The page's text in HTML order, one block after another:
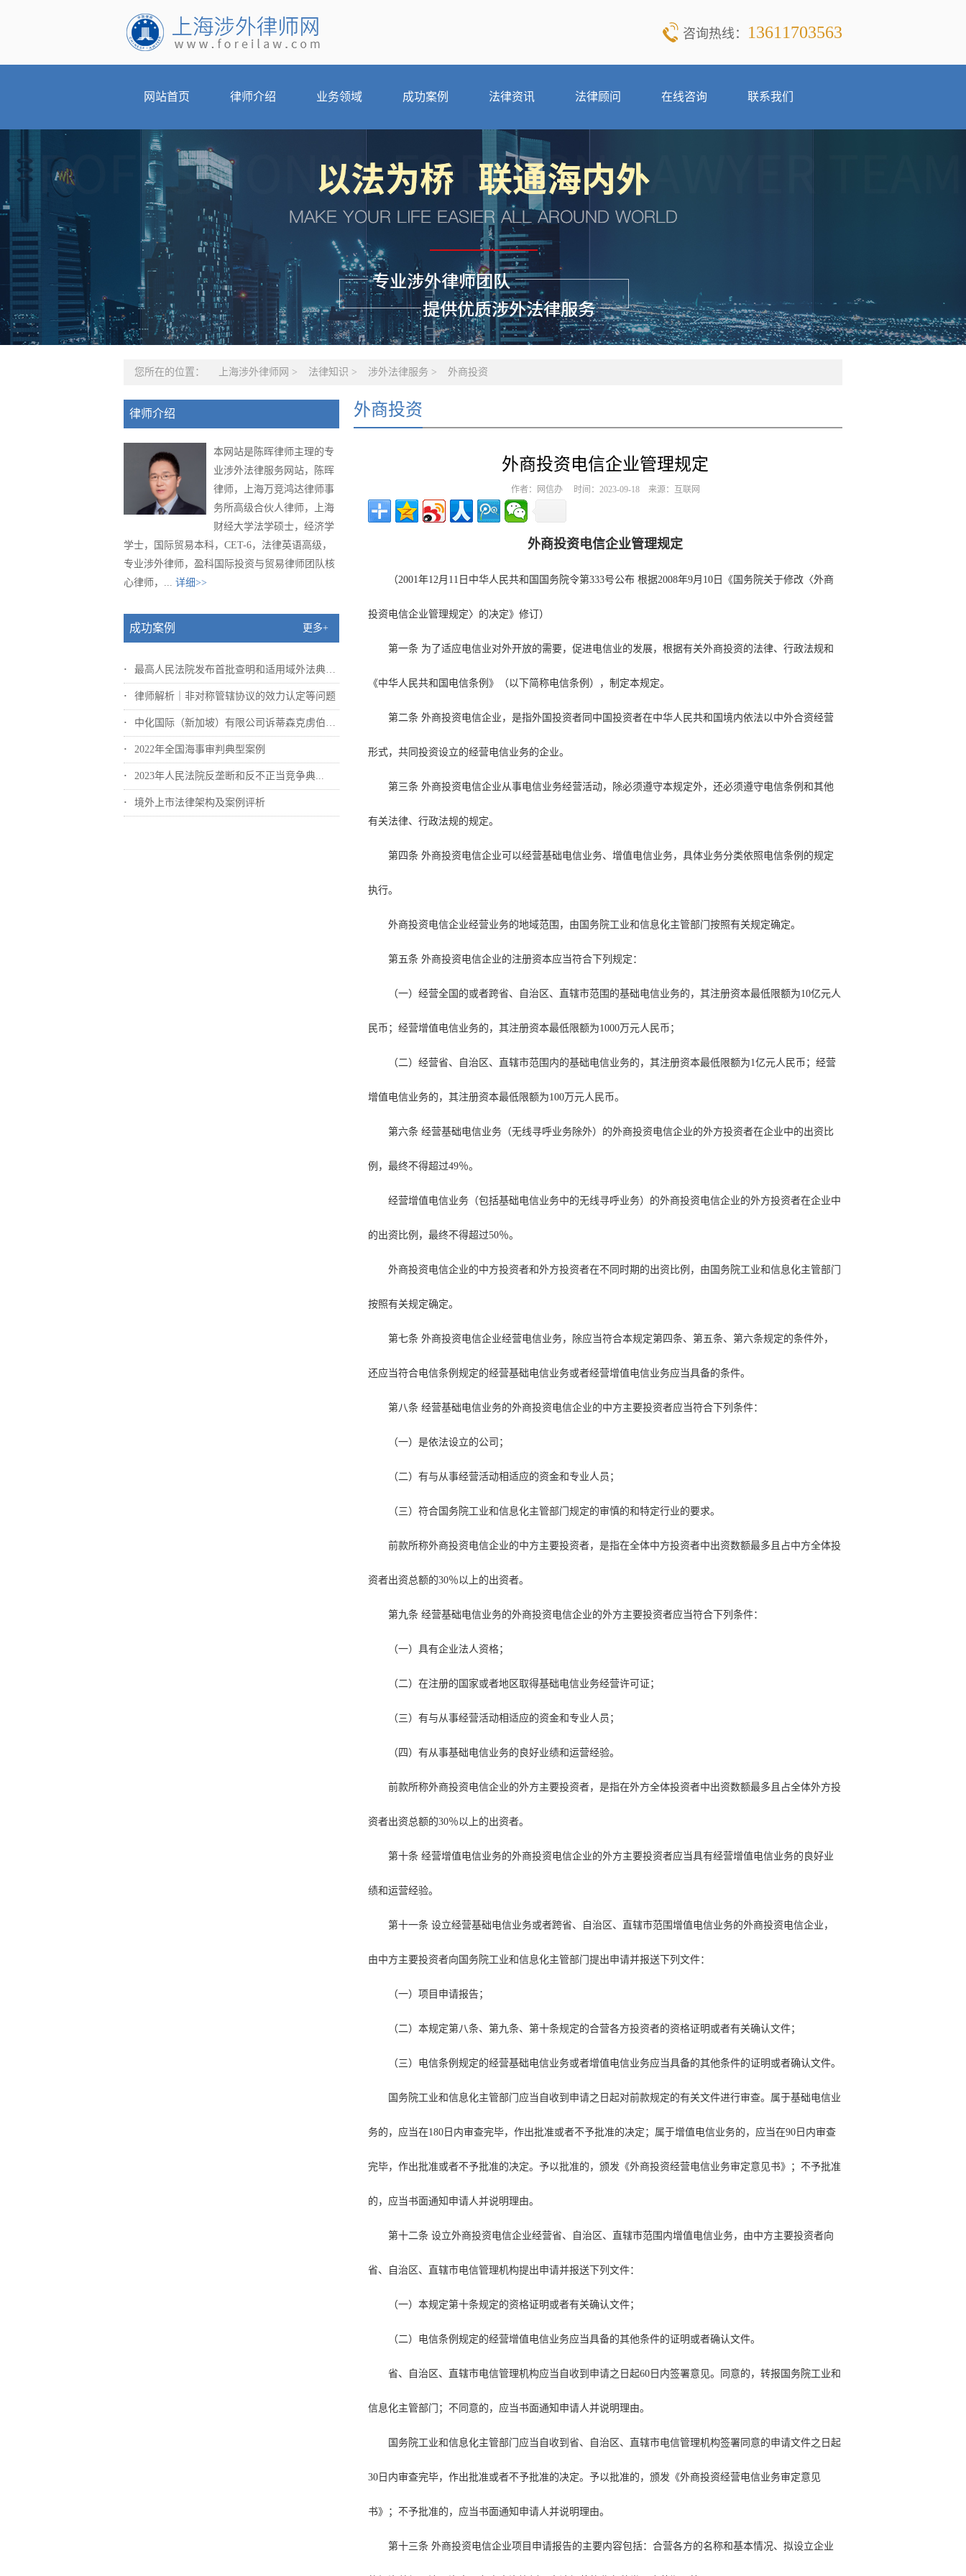
咨询热线： 13611703563
网站首页 律师介绍 业务领域 成功案例 法律资讯 法律顾问 在线咨询 联系我们
您所在的位置： 上海涉外律师网 > 法律知识 > 涉外法律服务 > 外商投资
律师介绍
本网站是陈晖律师主理的专
业涉外法律服务网站，陈晖
律师，上海万竞鸿达律师事
务所高级合伙人律师，上海
财经大学法学硕士，经济学
学士，国际贸易本科，CET-6，法律英语高级，
专业涉外律师，盈科国际投资与贸易律师团队核
心律师，... 详细>>
成功案例 更多+
最高人民法院发布首批查明和适用域外法典型...
律师解析｜非对称管辖协议的效力认定等问题
中化国际（新加坡）有限公司诉蒂森克虏伯冶...
2022年全国海事审判典型案例
2023年人民法院反垄断和反不正当竞争典...
境外上市法律架构及案例评析
外商投资
外商投资电信企业管理规定
作者：网信办 时间：2023-09-18 来源：互联网
外商投资电信企业管理规定
（2001年12月11日中华人民共和国国务院令第333号公布 根据2008年9月10日《国务院关于修改〈外商
投资电信企业管理规定〉的决定》修订）
第一条 为了适应电信业对外开放的需要，促进电信业的发展，根据有关外商投资的法律、行政法规和
《中华人民共和国电信条例》（以下简称电信条例），制定本规定。
第二条 外商投资电信企业，是指外国投资者同中国投资者在中华人民共和国境内依法以中外合资经营
形式，共同投资设立的经营电信业务的企业。
第三条 外商投资电信企业从事电信业务经营活动，除必须遵守本规定外，还必须遵守电信条例和其他
有关法律、行政法规的规定。
第四条 外商投资电信企业可以经营基础电信业务、增值电信业务，具体业务分类依照电信条例的规定
执行。
外商投资电信企业经营业务的地域范围，由国务院工业和信息化主管部门按照有关规定确定。
第五条 外商投资电信企业的注册资本应当符合下列规定：
（一）经营全国的或者跨省、自治区、直辖市范围的基础电信业务的，其注册资本最低限额为10亿元人
民币；经营增值电信业务的，其注册资本最低限额为1000万元人民币；
（二）经营省、自治区、直辖市范围内的基础电信业务的，其注册资本最低限额为1亿元人民币；经营
增值电信业务的，其注册资本最低限额为100万元人民币。
第六条 经营基础电信业务（无线寻呼业务除外）的外商投资电信企业的外方投资者在企业中的出资比
例，最终不得超过49％。
经营增值电信业务（包括基础电信业务中的无线寻呼业务）的外商投资电信企业的外方投资者在企业中
的出资比例，最终不得超过50％。
外商投资电信企业的中方投资者和外方投资者在不同时期的出资比例，由国务院工业和信息化主管部门
按照有关规定确定。
第七条 外商投资电信企业经营电信业务，除应当符合本规定第四条、第五条、第六条规定的条件外，
还应当符合电信条例规定的经营基础电信业务或者经营增值电信业务应当具备的条件。
第八条 经营基础电信业务的外商投资电信企业的中方主要投资者应当符合下列条件：
（一）是依法设立的公司；
（二）有与从事经营活动相适应的资金和专业人员；
（三）符合国务院工业和信息化主管部门规定的审慎的和特定行业的要求。
前款所称外商投资电信企业的中方主要投资者，是指在全体中方投资者中出资数额最多且占中方全体投
资者出资总额的30％以上的出资者。
第九条 经营基础电信业务的外商投资电信企业的外方主要投资者应当符合下列条件：
（一）具有企业法人资格；
（二）在注册的国家或者地区取得基础电信业务经营许可证；
（三）有与从事经营活动相适应的资金和专业人员；
（四）有从事基础电信业务的良好业绩和运营经验。
前款所称外商投资电信企业的外方主要投资者，是指在外方全体投资者中出资数额最多且占全体外方投
资者出资总额的30％以上的出资者。
第十条 经营增值电信业务的外商投资电信企业的外方主要投资者应当具有经营增值电信业务的良好业
绩和运营经验。
第十一条 设立经营基础电信业务或者跨省、自治区、直辖市范围增值电信业务的外商投资电信企业，
由中方主要投资者向国务院工业和信息化主管部门提出申请并报送下列文件：
（一）项目申请报告；
（二）本规定第八条、第九条、第十条规定的合营各方投资者的资格证明或者有关确认文件；
（三）电信条例规定的经营基础电信业务或者增值电信业务应当具备的其他条件的证明或者确认文件。
国务院工业和信息化主管部门应当自收到申请之日起对前款规定的有关文件进行审查。属于基础电信业
务的，应当在180日内审查完毕，作出批准或者不予批准的决定；属于增值电信业务的，应当在90日内审查
完毕，作出批准或者不予批准的决定。予以批准的，颁发《外商投资经营电信业务审定意见书》；不予批准
的，应当书面通知申请人并说明理由。
第十二条 设立外商投资电信企业经营省、自治区、直辖市范围内增值电信业务，由中方主要投资者向
省、自治区、直辖市电信管理机构提出申请并报送下列文件：
（一）本规定第十条规定的资格证明或者有关确认文件；
（二）电信条例规定的经营增值电信业务应当具备的其他条件的证明或者确认文件。
省、自治区、直辖市电信管理机构应当自收到申请之日起60日内签署意见。同意的，转报国务院工业和
信息化主管部门；不同意的，应当书面通知申请人并说明理由。
国务院工业和信息化主管部门应当自收到省、自治区、直辖市电信管理机构签署同意的申请文件之日起
30日内审查完毕，作出批准或者不予批准的决定。予以批准的，颁发《外商投资经营电信业务审定意见
书》；不予批准的，应当书面通知申请人并说明理由。
第十三条 外商投资电信企业项目申请报告的主要内容包括：合营各方的名称和基本情况、拟设立企业